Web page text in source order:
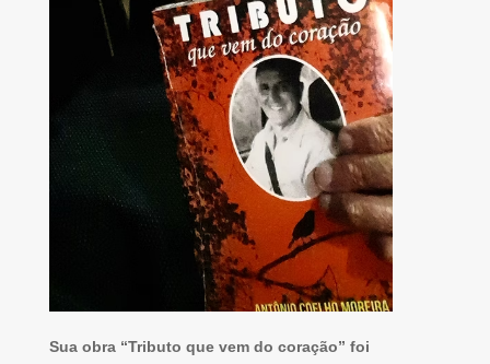
Sua obra “Tributo que vem do coração” foi